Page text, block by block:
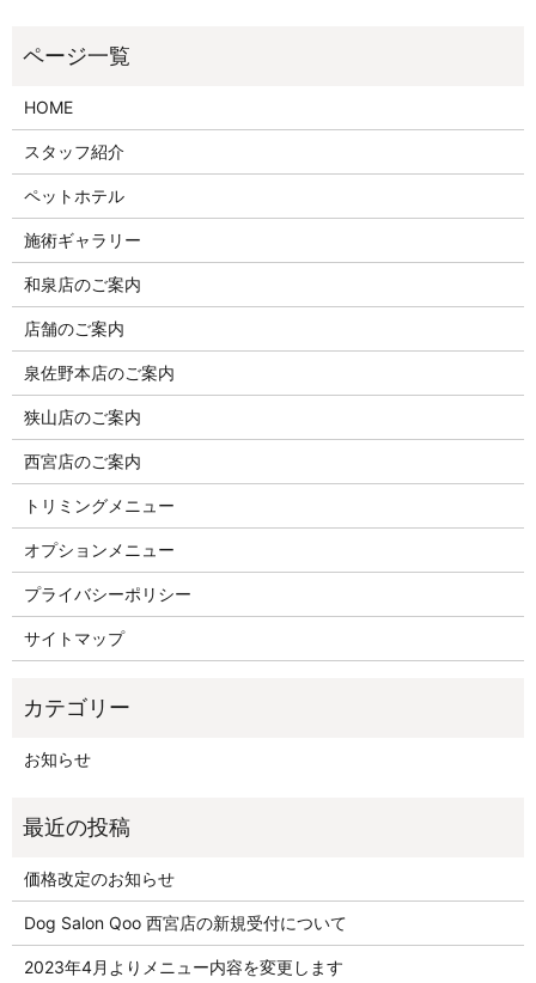
HOME
スタッフ紹介
ペットホテル
施術ギャラリー
和泉店のご案内
店舗のご案内
泉佐野本店のご案内
狭山店のご案内
西宮店のご案内
トリミングメニュー
オプションメニュー
プライバシーポリシー
サイトマップ
お知らせ
価格改定のお知らせ
Dog Salon Qoo 西宮店の新規受付について
2023年4月よりメニュー内容を変更します